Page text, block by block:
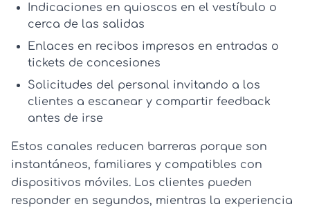
Indicaciones en quioscos en el vestíbulo o
cerca de las salidas
Enlaces en recibos impresos en entradas o
tickets de concesiones
Solicitudes del personal invitando a los
clientes a escanear y compartir feedback
antes de irse
Estos canales reducen barreras porque son
instantáneos, familiares y compatibles con
dispositivos móviles. Los clientes pueden
responder en segundos, mientras la experiencia